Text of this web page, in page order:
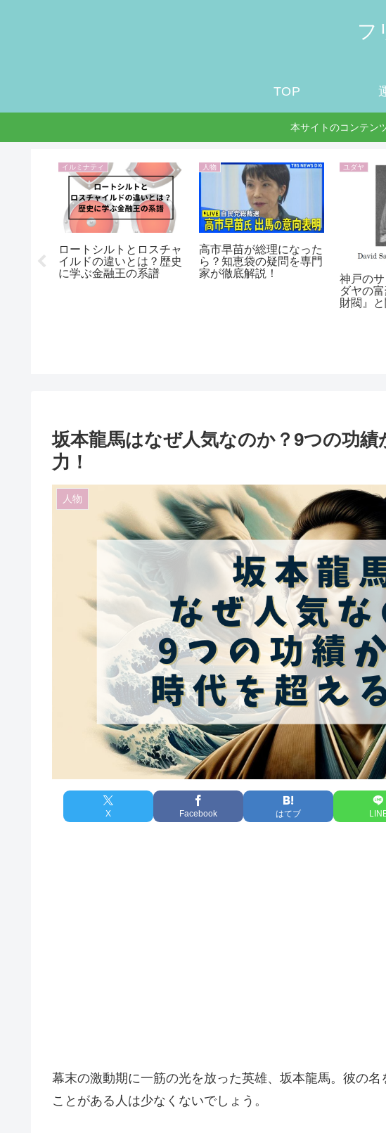
フ
TOP
本サイトのコンテン
断から
イルミナティ
ロートシルトとロスチャ
イルドの違いとは？歴史
に学ぶ金融王の系譜
人物
高市早苗が総理になった
ら？知恵袋の疑問を専門
家が徹底解説！
ユダヤ
神戸の
ダヤの
財閥』
坂本龍馬はなぜ人気なのか？9つの功
力！
人物
X Facebook はてブ
幕末の激動期に一筋の光を放った英雄、坂本龍馬。彼の
ことがある人は少なくないでしょう。